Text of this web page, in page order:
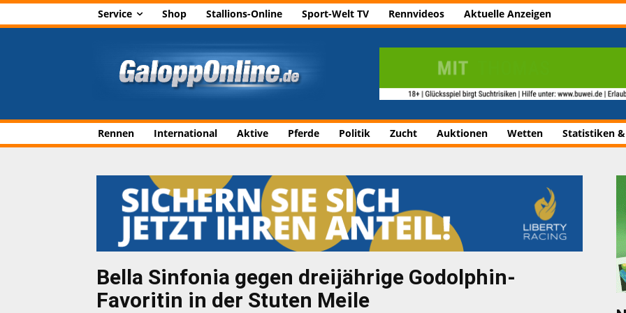
Service Shop Stallions-Online Sport-Welt TV Rennvideos Aktuelle Anzeigen
Rennen International Aktive Pferde Politik Zucht Auktionen Wetten Statistiken
Bella Sinfonia gegen dreijährige Godolphin-
Favoritin in der Stuten Meile